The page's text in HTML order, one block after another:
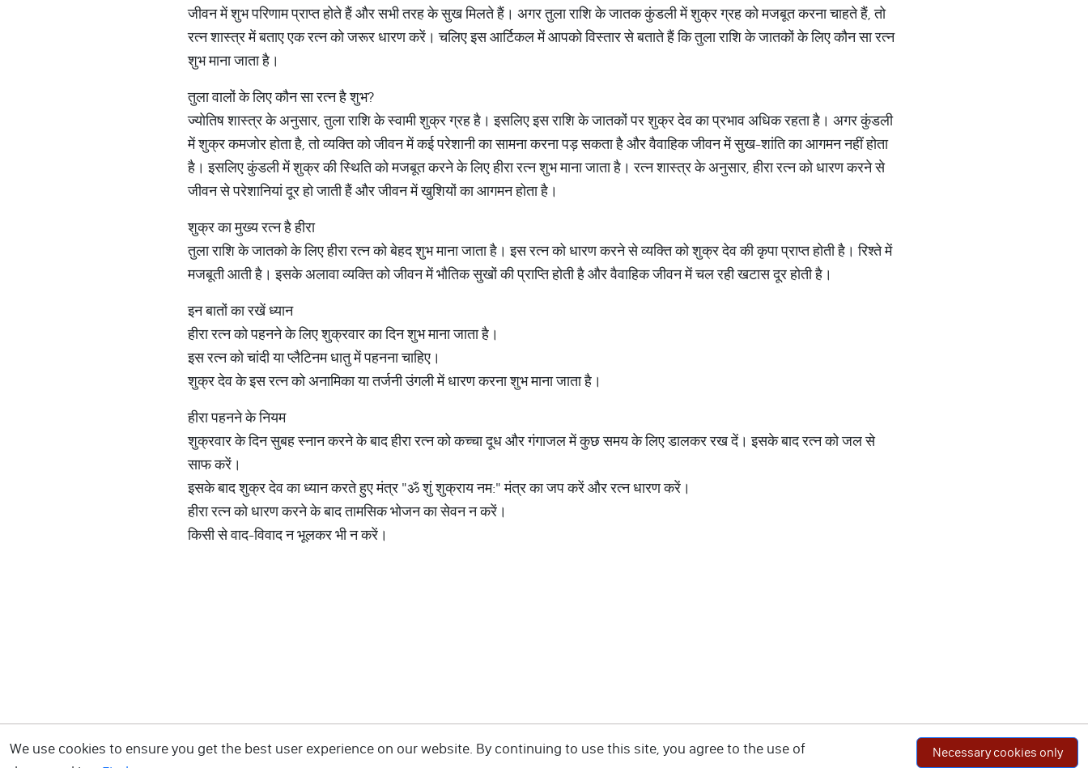
जीवन में शुभ परिणाम प्राप्त होते हैं और सभी तरह के सुख मिलते हैं। अगर तुला राशि के जातक कुंडली में शुक्र ग्रह को मजबूत करना चाहते हैं, तो
रत्न शास्त्र में बताए एक रत्न को जरूर धारण करें। चलिए इस आर्टिकल में आपको विस्तार से बताते हैं कि तुला राशि के जातकों के लिए कौन सा रत्न
शुभ माना जाता है।
तुला वालों के लिए कौन सा रत्न है शुभ?
ज्योतिष शास्त्र के अनुसार, तुला राशि के स्वामी शुक्र ग्रह है। इसलिए इस राशि के जातकों पर शुक्र देव का प्रभाव अधिक रहता है। अगर कुंडली
में शुक्र कमजोर होता है, तो व्यक्ति को जीवन में कई परेशानी का सामना करना पड़ सकता है और वैवाहिक जीवन में सुख-शांति का आगमन नहीं होता
है। इसलिए कुंडली में शुक्र की स्थिति को मजबूत करने के लिए हीरा रत्न शुभ माना जाता है। रत्न शास्त्र के अनुसार, हीरा रत्न को धारण करने से
जीवन से परेशानियां दूर हो जाती हैं और जीवन में खुशियों का आगमन होता है।
शुक्र का मुख्य रत्न है हीरा
तुला राशि के जातको के लिए हीरा रत्न को बेहद शुभ माना जाता है। इस रत्न को धारण करने से व्यक्ति को शुक्र देव की कृपा प्राप्त होती है। रिश्ते में
मजबूती आती है। इसके अलावा व्यक्ति को जीवन में भौतिक सुखों की प्राप्ति होती है और वैवाहिक जीवन में चल रही खटास दूर होती है।
इन बातों का रखें ध्यान
हीरा रत्न को पहनने के लिए शुक्रवार का दिन शुभ माना जाता है।
इस रत्न को चांदी या प्लैटिनम धातु में पहनना चाहिए।
शुक्र देव के इस रत्न को अनामिका या तर्जनी उंगली में धारण करना शुभ माना जाता है।
हीरा पहनने के नियम
शुक्रवार के दिन सुबह स्नान करने के बाद हीरा रत्न को कच्चा दूध और गंगाजल में कुछ समय के लिए डालकर रख दें। इसके बाद रत्न को जल से
साफ करें।
इसके बाद शुक्र देव का ध्यान करते हुए मंत्र "ॐ शुं शुक्राय नम:" मंत्र का जप करें और रत्न धारण करें।
हीरा रत्न को धारण करने के बाद तामसिक भोजन का सेवन न करें।
किसी से वाद-विवाद न भूलकर भी न करें।
We use cookies to ensure you get the best user experience on our website. By continuing to use this site, you agree to the use of
Necessary cookies only